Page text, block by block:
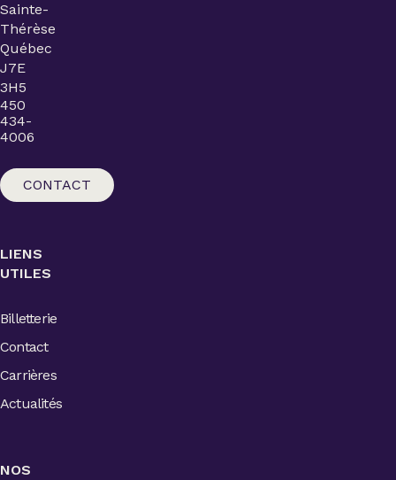
Sainte-
Thérèse
Québec
J7E
3H5
450
434-
4006
CONTACT
LIENS
UTILES
Billetterie
Contact
Carrières
Actualités
NOS